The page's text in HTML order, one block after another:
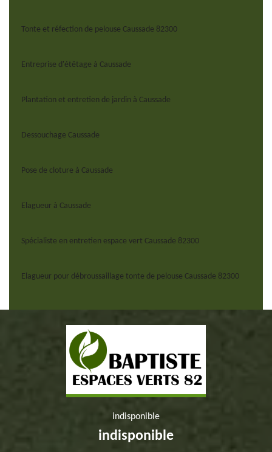
Tonte et réfection de pelouse Caussade 82300
Entreprise d'étêtage à Caussade
Plantation et entretien de jardin à Caussade
Dessouchage Caussade
Pose de cloture à Caussade
Elagueur à Caussade
Spécialiste en entretien espace vert Caussade 82300
Elagueur pour débroussaillage tonte de pelouse Caussade 82300
indisponible
indisponible